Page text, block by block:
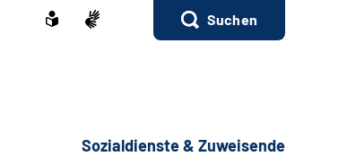
Suchen
Sozialdienste & Zuweisende